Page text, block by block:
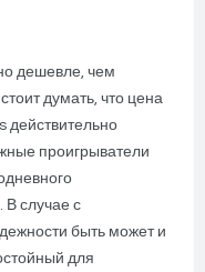
дешевле, чем
думать, что цена
действительно
проигрыватели
В случае с
быть может и
для